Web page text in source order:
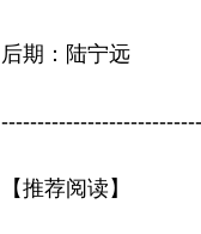
后期：陆宁远
【推荐阅读】